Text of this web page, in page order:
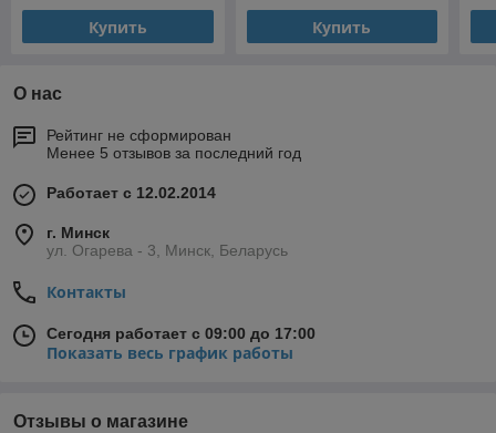
Купить Купить
О нас
Рейтинг не сформирован
Менее 5 отзывов за последний год
Работает с 12.02.2014
г. Минск
ул. Огарева - 3, Минск, Беларусь
Контакты
Сегодня работает с 09:00 до 17:00
Показать весь график работы
Отзывы о магазине